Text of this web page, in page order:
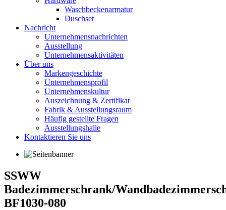
Waschbeckenarmatur
Duschset
Nachricht
Unternehmensnachrichten
Ausstellung
Unternehmensaktivitäten
Über uns
Markengeschichte
Unternehmensprofil
Unternehmenskultur
Auszeichnung & Zertifikat
Fabrik & Ausstellungsraum
Häufig gestellte Fragen
Ausstellungshalle
Kontaktieren Sie uns
SSWW
Badezimmerschrank/
BF1030-080